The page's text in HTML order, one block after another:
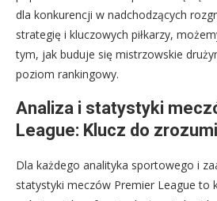
dla konkurencji w nadchodzących
strategię i kluczowych piłkarzy,
tym, jak buduje się mistrzowskie
poziom rankingowy.
Analiza i statystyki
League: Klucz do
Dla każdego analityka sportowego i
statystyki meczów Premier League to